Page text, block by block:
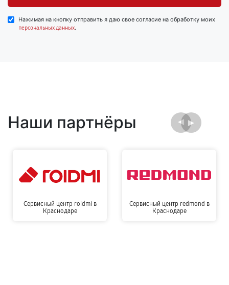
Нажимая на кнопку отправить я даю свое согласие на обработку моих
персональных данных.
Наши партнёры
Сервисный центр roidmi в
Краснодаре
Сервисный центр redmond в
Краснодаре